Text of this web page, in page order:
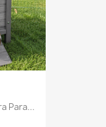
Para...